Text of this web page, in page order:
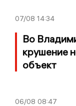
07/08 14:34
Во
крушение
объект
06/08 08:47